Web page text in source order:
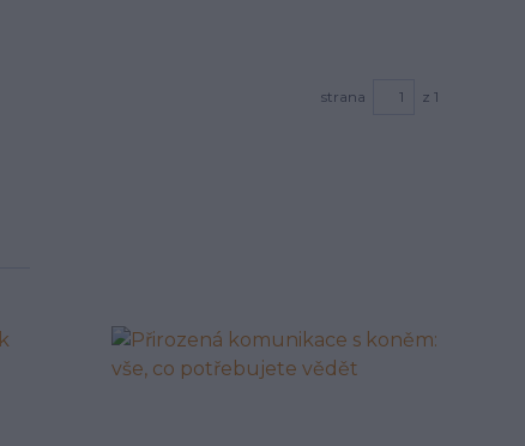
strana z 1